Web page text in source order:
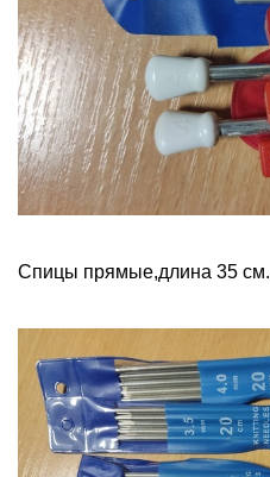
Спицы прямые,длина 35 см.